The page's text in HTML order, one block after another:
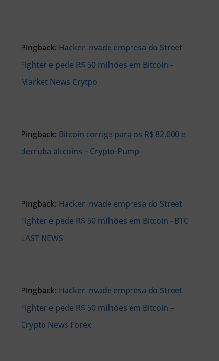
Pingback: Hacker invade empresa do Street
Fighter e pede R$ 60 milhões em Bitcoin -
Market News Crytpo
Pingback: Bitcoin corrige para os R$ 82.000 e
derruba altcoins – Crypto-Pump
Pingback: Hacker invade empresa do Street
Fighter e pede R$ 60 milhões em Bitcoin - BTC
LAST NEWS
Pingback: Hacker invade empresa do Street
Fighter e pede R$ 60 milhões em Bitcoin –
Crypto News Forex